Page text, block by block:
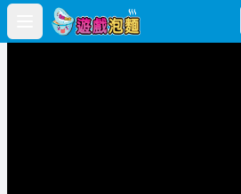
Open main menu